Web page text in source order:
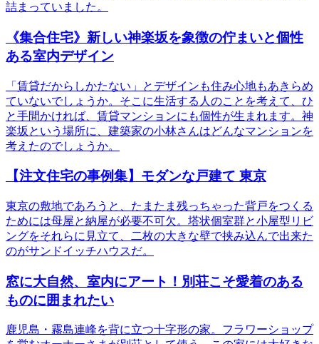
詰まっていました。
《集合住宅》新しい神楽坂を象徴の佇まいと個性
ある室内デザイン
「賃貸だからしかたない」とデザインも住み心地もあきらめ
ていないでしょうか。そこに生活する人のことを考えて、ひ
と手間かければ、賃貸マンションにも個性が生まれます。神
楽坂という場所に、建築家の小林さんはどんなマンションを
考えたのでしょうか。
【注文住宅の事例集】モダンな戸建て 東京
東京の敷地であろうと、たまたま残っちゃった背戸をつくる
ためには母屋と納屋が必要不可欠。塔状個室群と小屋型リビ
ングをそれらに見立て、二枚の大きな壁で挟み込んで出来た
のがサンドイッチハウスだ。
窓に大自然、室内にアート！別荘こそ愛着のある
ものに囲まれたい
鹿児島・霧島連峰を背に立つ十字形の家。フラワーショップ